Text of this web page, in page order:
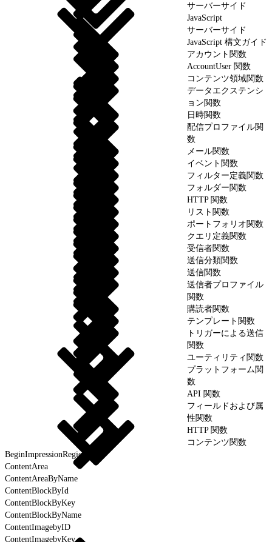
サーバーサイド
JavaScript
サーバーサイド
JavaScript 構文ガイド
アカウント関数
AccountUser 関数
コンテンツ領域関数
データエクステンシ
ョン関数
日時関数
配信プロファイル関
数
メール関数
イベント関数
フィルター定義関数
フォルダー関数
HTTP 関数
リスト関数
ポートフォリオ関数
クエリ定義関数
受信者関数
送信分類関数
送信関数
送信者プロファイル
関数
購読者関数
テンプレート関数
トリガーによる送信
関数
ユーティリティ関数
プラットフォーム関
数
API 関数
フィールドおよび属
性関数
HTTP 関数
コンテンツ関数
BeginImpressionRegion
ContentArea
ContentAreaByName
ContentBlockById
ContentBlockByKey
ContentBlockByName
ContentImagebyID
ContentImagebyKey